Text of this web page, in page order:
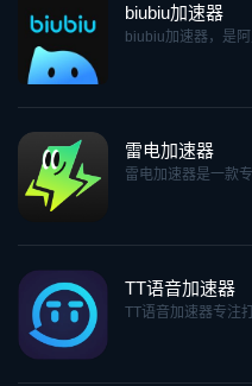
biubiu加速器
biubiu加速器，是阿
雷电加速器
雷电加速器是一款
TT语音加速器
TT语音加速器专注